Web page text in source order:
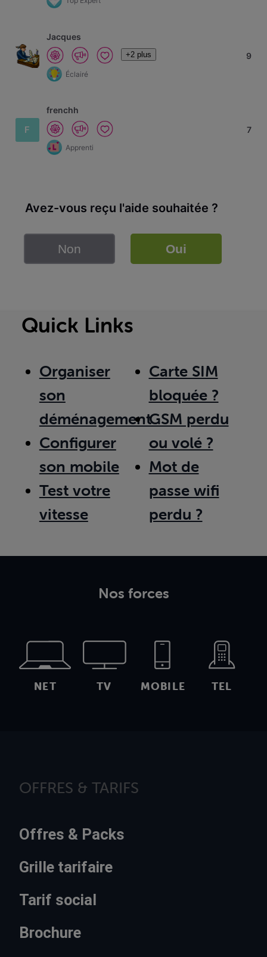
Jacques
+2 plus
Éclairé
9
F
frenchh
Apprenti
7
Avez-vous reçu l'aide souhaitée ?
Non Oui
Quick Links
Organiser
son
déménagement
Configurer
son mobile
Test votre
vitesse
Carte SIM
bloquée ?
GSM perdu
ou volé ?
Mot de
passe wifi
perdu ?
Nos forces
NET TV MOBILE TEL
OFFRES & TARIFS
Offres & Packs
Grille tarifaire
Tarif social
Brochure